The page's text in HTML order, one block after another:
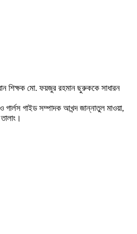
শিক্ষক মো. ফয়জুর রহমান ছুরুককে সাধারন
গাইড সম্পাদক আখন্দ জান্নাতুল মাওয়া,